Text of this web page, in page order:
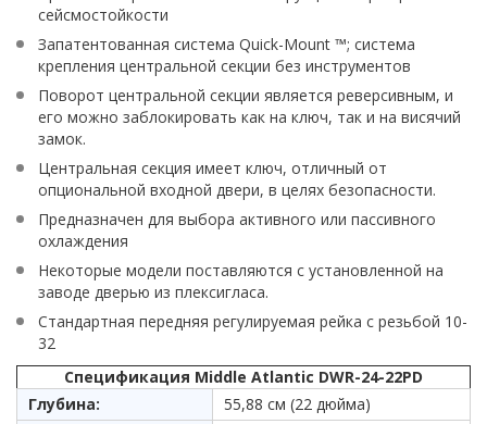
сейсмостойкости
Запатентованная система Quick-Mount ™; система
крепления центральной секции без инструментов
Поворот центральной секции является реверсивным, и
его можно заблокировать как на ключ, так и на висячий
замок.
Центральная секция имеет ключ, отличный от
опциональной входной двери, в целях безопасности.
Предназначен для выбора активного или пассивного
охлаждения
Некоторые модели поставляются с установленной на
заводе дверью из плексигласа.
Стандартная передняя регулируемая рейка с резьбой 10-
32
Спецификация Middle Atlantic DWR-24-22PD
Глубина:
55,88 см (22 дюйма)